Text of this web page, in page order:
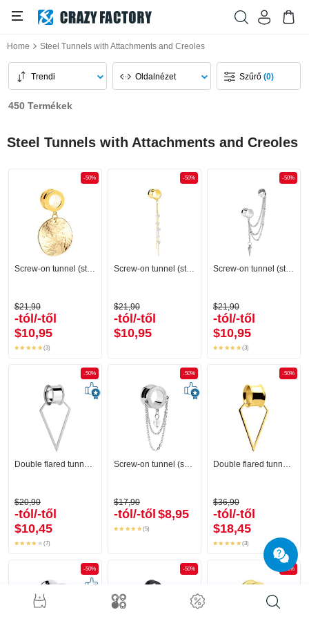
Home Steel Tunnels with Attachments and Creoles
Trendi Oldalnézet Szűrő(0)
450 Termékek
Steel Tunnels with Attachments and Creoles
-50%
Screw-on tunnel (steel, gold, shiny finish)
$21,90
-tól/-től
$10,95
(3)
-50%
Screw-on tunnel (steel, gold, shiny finish) val vel lánc és virág dísz
$21,90
-tól/-től
$10,95
-50%
Screw-on tunnel (steel, silver, shiny finish) val vel lánc
$21,90
-tól/-től
$10,95
(3)
-50%
$20,90
-tól/-től
$10,45
(7)
-50%
Screw-on tunnel (surgical steel, silver) val vel diamond look és lánc
$17,90
-tól/-től $8,95
(5)
-50%
$36,90
-tól/-től
$18,45
(3)
-50% -50% -50%